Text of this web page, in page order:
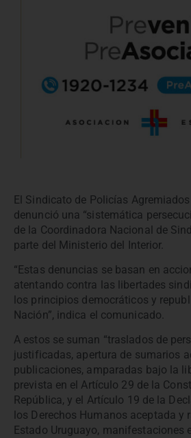
El Sindicato de Policías Agremiados
denunció una “sistemática
de la Coordinadora Nacional de
parte del Ministerio del Interior.
“Estas denuncias se basan en
atentando contra las libertades
los principios democráticos y
Nación”, indica el comunicado.
A estos se suman “traslados de
justificadas, apertura de sumarios
publicaciones, amparadas bajo la
prevista en el Artículo 29 de la
República, y el Artículo 19 de la
los Derechos Humanos aceptada y
Estado Uruguayo, manifestaciones